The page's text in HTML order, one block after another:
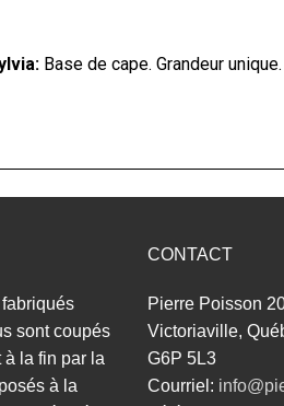
Base de cape. Grandeur unique.
sont coupés
la fin par la
à la
CONTACT
Pierre Poisson
Victoriaville,
G6P 5L3
Courriel: